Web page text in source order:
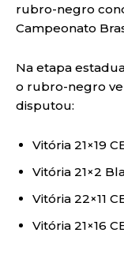
rubro-negro
Campeonato
Na etapa
o rubro-negro
disputou:
Vitória 21×19
Vitória 21×2
Vitória 22×11
Vitória 21×16